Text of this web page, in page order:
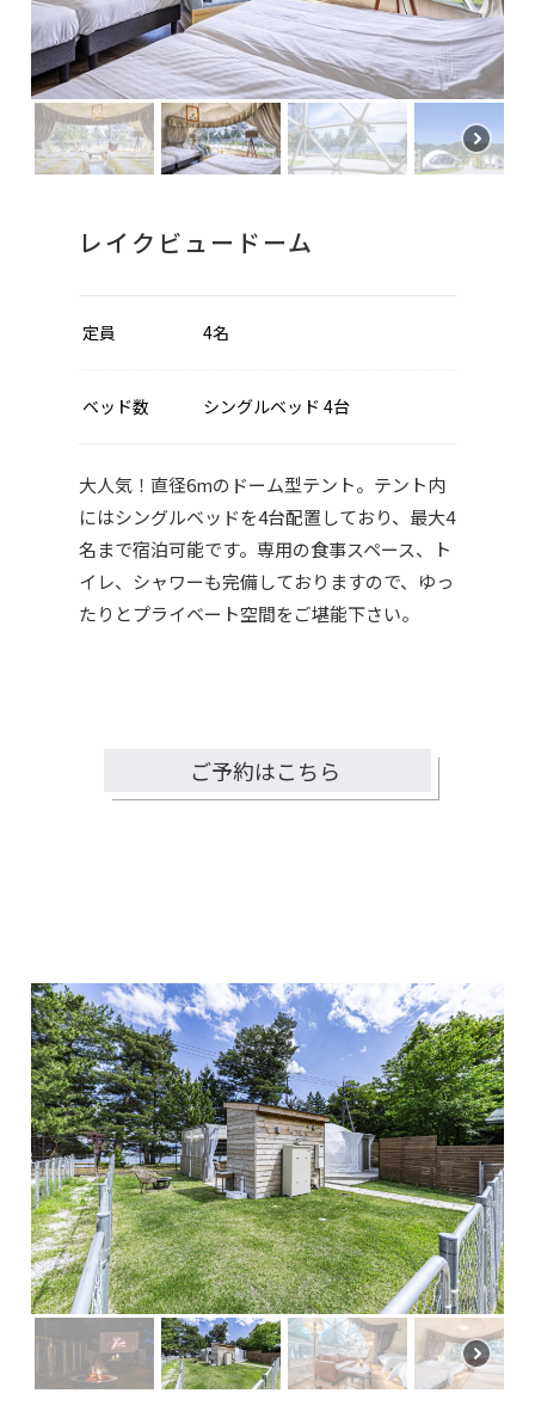
レイクビュードーム
定員 4名
ベッド数 シングルベッド 4台
大人気！直径6mのドーム型テント。テント内
にはシングルベッドを4台配置しており、最大4
名まで宿泊可能です。専用の食事スペース、ト
イレ、シャワーも完備しておりますので、ゆっ
たりとプライベート空間をご堪能下さい。
ご予約はこちら